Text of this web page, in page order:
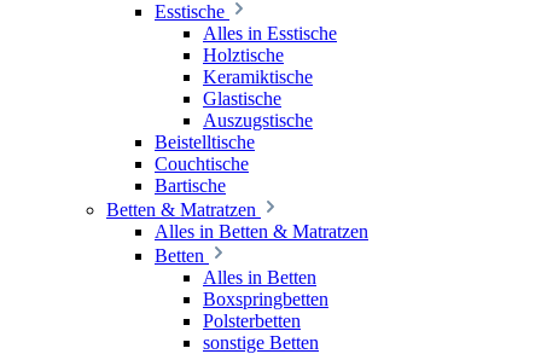
Esstische
Alles in Esstische
Holztische
Keramiktische
Glastische
Auszugstische
Beistelltische
Couchtische
Bartische
Betten & Matratzen
Alles in Betten & Matratzen
Betten
Alles in Betten
Boxspringbetten
Polsterbetten
sonstige Betten